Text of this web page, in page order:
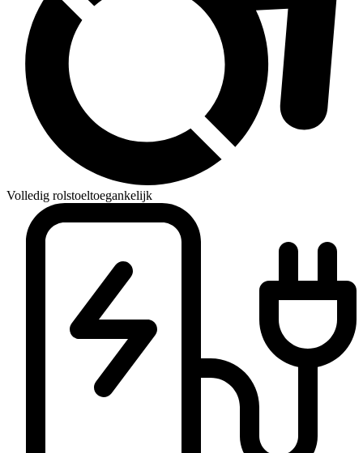
Volledig rolstoeltoegankelijk